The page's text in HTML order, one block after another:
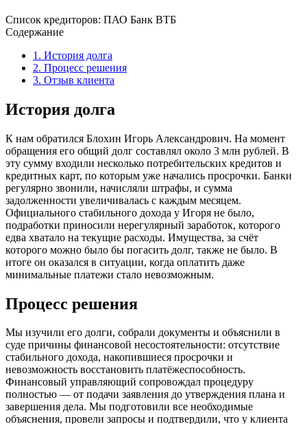
Cписок кредиторов: ПАО Банк ВТБ
Содержание
1. История долга
2. Процесс решения
3. Отзыв клиента
История долга
К нам обратился Блохин Игорь Александрович. На момент
обращения его общий долг составлял около 3 млн рублей. В
эту сумму входили несколько потребительских кредитов и
кредитных карт, по которым уже начались просрочки. Банки
регулярно звонили, начисляли штрафы, и сумма
задолженности увеличивалась с каждым месяцем.
Официального стабильного дохода у Игоря не было,
подработки приносили нерегулярный заработок, которого
едва хватало на текущие расходы. Имущества, за счёт
которого можно было бы погасить долг, также не было. В
итоге он оказался в ситуации, когда оплатить даже
минимальные платежи стало невозможным.
Процесс решения
Мы изучили его долги, собрали документы и объяснили в
суде причины финансовой несостоятельности: отсутствие
стабильного дохода, накопившиеся просрочки и
невозможность восстановить платёжеспособность.
Финансовый управляющий сопровождал процедуру
полностью — от подачи заявления до утверждения плана и
завершения дела. Мы подготовили все необходимые
объяснения, провели запросы и подтвердили, что у клиента